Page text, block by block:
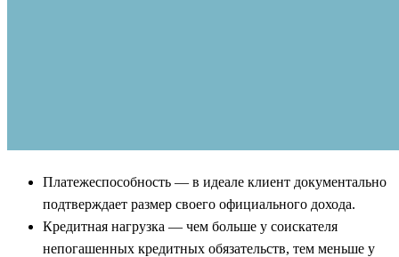
Платежеспособность — в идеале клиент документально
подтверждает размер своего официального дохода.
Кредитная нагрузка — чем больше у соискателя
непогашенных кредитных обязательств, тем меньше у